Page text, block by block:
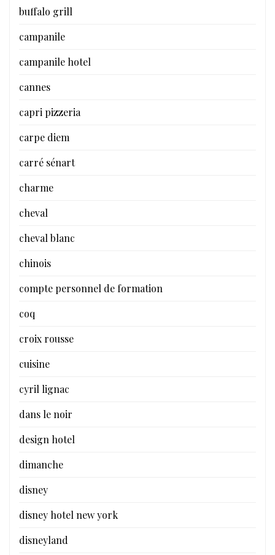
buffalo grill
campanile
campanile hotel
cannes
capri pizzeria
carpe diem
carré sénart
charme
cheval
cheval blanc
chinois
compte personnel de formation
coq
croix rousse
cuisine
cyril lignac
dans le noir
design hotel
dimanche
disney
disney hotel new york
disneyland